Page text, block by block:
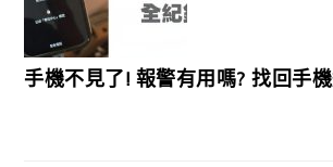
手機不見了! 報警有用嗎? 找回手